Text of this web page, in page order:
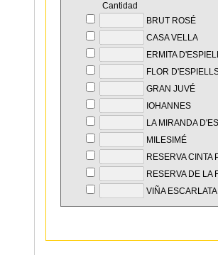
Cantidad
BRUT ROSÉ
CASA VELLA
ERMITA
FLOR
GRAN JUVÉ
IOHANNES
LA MIRANDA
MILESIMÉ
RESERVA CINTA
RESERVA DE LA
VIÑA ESCARLATA